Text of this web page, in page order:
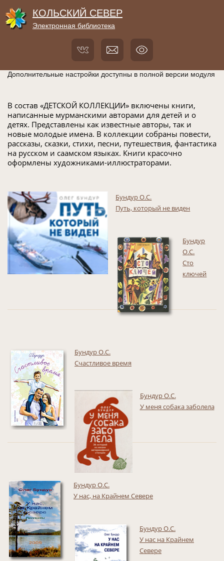
КОЛЬСКИЙ СЕВЕР
Электронная библиотека
Дополнительные настройки доступны в полной версии модуля
В состав «ДЕТСКОЙ КОЛЛЕКЦИИ» включены книги,
написанные мурманскими авторами для детей и о
детях. Представлены как известные авторы, так и
новые молодые имена. В коллекции собраны повести,
рассказы, сказки, стихи, песни, путешествия, фантастика
на русском и саамском языках. Книги красочно
оформлены художниками-иллюстраторами.
Бундур О.С.
Путь, который не виден
Бундур
О.С.
Сто
ключей
Бундур О.С.
Счастливое время
Бундур О.С.
У меня собака заболела
Бундур О.С.
У нас, на Крайнем Севере
Бундур О.С.
У нас на Крайнем
Севере